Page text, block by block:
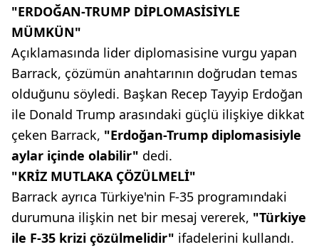
"ERDOĞAN-TRUMP DİPLOMASİSİYLE
MÜMKÜN"
Açıklamasında lider diplomasisine vurgu yapan
Barrack, çözümün anahtarının doğrudan temas
olduğunu söyledi. Başkan Recep Tayyip Erdoğan
ile Donald Trump arasındaki güçlü ilişkiye dikkat
çeken Barrack, "Erdoğan-Trump diplomasisiyle
aylar içinde olabilir" dedi.
"KRİZ MUTLAKA ÇÖZÜLMELİ"
Barrack ayrıca Türkiye'nin F-35 programındaki
durumuna ilişkin net bir mesaj vererek, "Türkiye
ile F-35 krizi çözülmelidir" ifadelerini kullandı.